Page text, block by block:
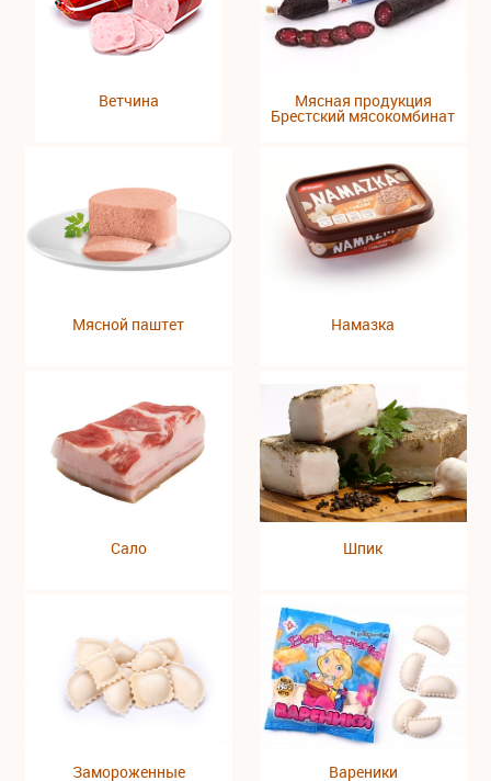
Ветчина Мясная продукция
Брестский мясокомбинат
Мясной паштет Намазка
Сало Шпик
Замороженные Вареники